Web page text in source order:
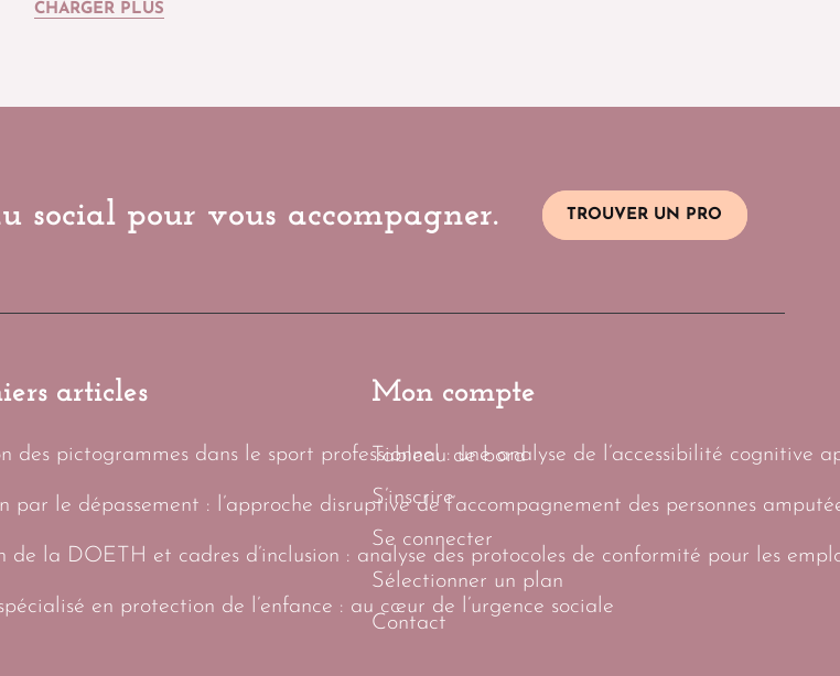
CHARGER PLUS
social pour vous accompagner. TROUVER UN PRO
articles
des pictogrammes dans le sport professionnel : une analyse de l’accessibilité cognitive
par le dépassement : l’approche disruptive de l’accompagnement des personnes
de la DOETH et cadres d’inclusion : analyse des protocoles de conformité pour les
en protection de l’enfance : au cœur de l’urgence sociale
Mon compte
Tableau de bord
S’inscrire
Se connecter
Sélectionner un plan
Contact